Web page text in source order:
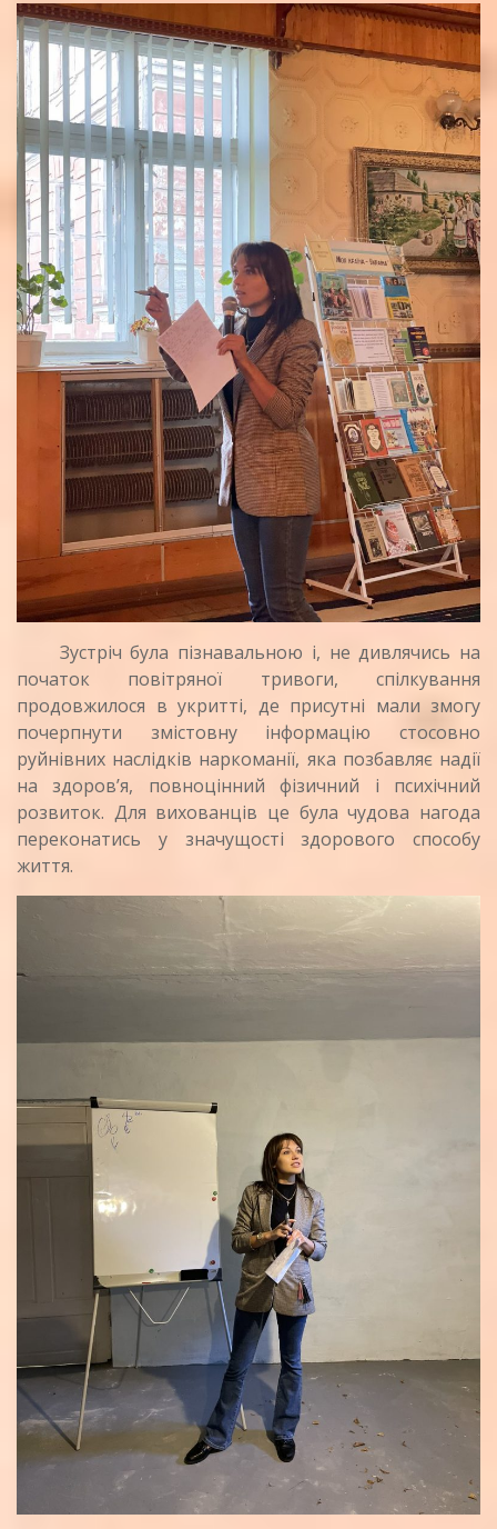
Зустріч була пізнавальною і, не дивлячись на
початок повітряної тривоги, спілкування
продовжилося в укритті, де присутні мали змогу
почерпнути змістовну інформацію стосовно
руйнівних наслідків наркоманії, яка позбавляє надії
на здоров’я, повноцінний фізичний і психічний
розвиток. Для вихованців це була чудова нагода
переконатись у значущості здорового способу
життя.